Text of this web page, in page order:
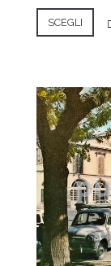
SCEGLI